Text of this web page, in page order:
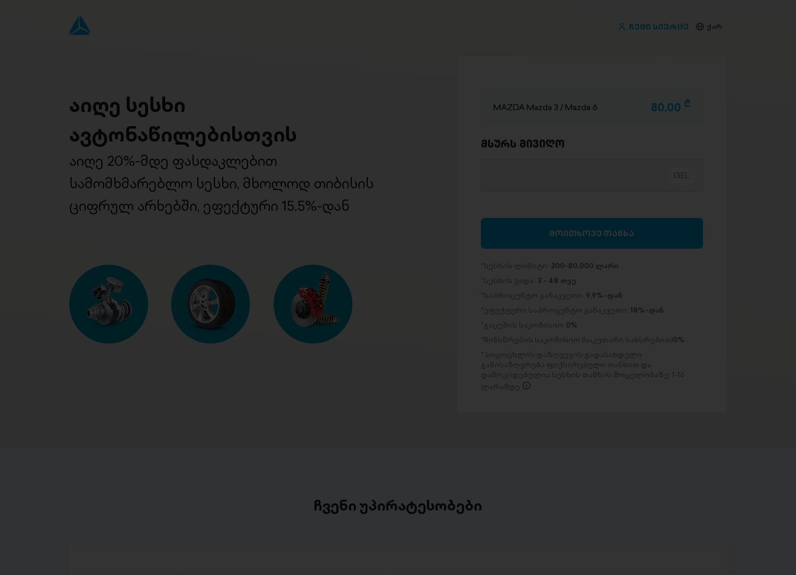
ჩემი სივრცე ქარ
აიღე სესხი
ავტონაწილებისთვის
აიღე 20%-მდე ფასდაკლებით
სამომხმარებლო სესხი, მხოლოდ თიბისის
ციფრულ არხებში, ეფექტური 15.5%-დან
MAZDA Mazda 3 / Mazda 6 80,00 D
მსურს მივიღო
მოითხოვე თანხა
სესხის ლიმიტი: 200-80,000 ლარი
სესხის ვადა: 3 - 48 თვე
საპროცენტო განაკვეთი: 9.9%-დან
ეფექტური საპროცენტო განაკვეთი: 18%-დან
გაცემის საკომისიო 0%
წინსწრების საკომისიო (საკუთარი სახსრებით)0%
სიცოცხლის დაზღვევის გადასახდელი
განისაზღვრება ფიქსირებული თანხით და
დამოკიდებულია სესხის თანხის მოცულობაზე: 1-16
ლარამდე
ჩვენი უპირატესობები